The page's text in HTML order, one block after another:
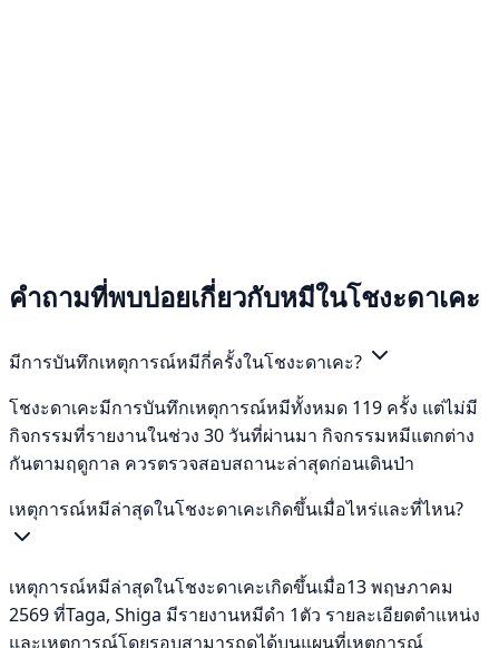
คำถามที่พบบ่อยเกี่ยวกับหมีในโชงะดาเคะ
มีการบันทึกเหตุการณ์หมีกี่ครั้งในโชงะดาเคะ?
โชงะดาเคะมีการบันทึกเหตุการณ์หมีทั้งหมด 119 ครั้ง แต่ไม่มี
กิจกรรมที่รายงานในช่วง 30 วันที่ผ่านมา กิจกรรมหมีแตกต่าง
กันตามฤดูกาล ควรตรวจสอบสถานะล่าสุดก่อนเดินป่า
เหตุการณ์หมีล่าสุดในโชงะดาเคะเกิดขึ้นเมื่อไหร่และที่ไหน?
เหตุการณ์หมีล่าสุดในโชงะดาเคะเกิดขึ้นเมื่อ13 พฤษภาคม
2569 ที่Taga, Shiga มีรายงานหมีดำ 1ตัว รายละเอียดตำแหน่ง
และเหตุการณ์โดยรอบสามารถดูได้บนแผนที่เหตุการณ์